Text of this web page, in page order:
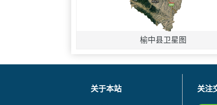
榆中县卫星图
关于本站 关注